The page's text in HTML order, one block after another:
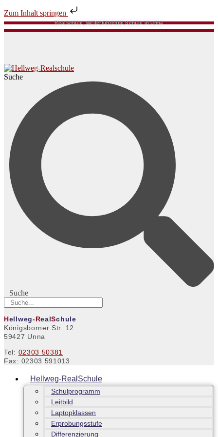
Zum Inhalt springen
Realschule, weiterführende Schule in Unna
Suche
Suche
Hellweg-RealSchule
Königsborner Str. 12
59427 Unna
Tel: 02303 50381
Fax: 02303 591013
Hellweg-RealSchule
Schulprogramm
Leitbild
Laptopklassen
Erprobungsstufe
Differenzierung